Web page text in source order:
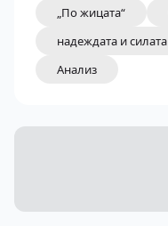
„По жицата“
надеждата и силата
Анализ